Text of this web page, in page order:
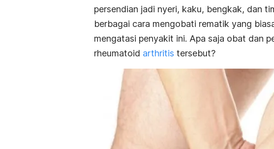
persendian jadi nyeri, kaku, bengkak, dan
berbagai cara mengobati rematik yang
mengatasi penyakit ini. Apa saja obat dan
rheumatoid arthritis tersebut?